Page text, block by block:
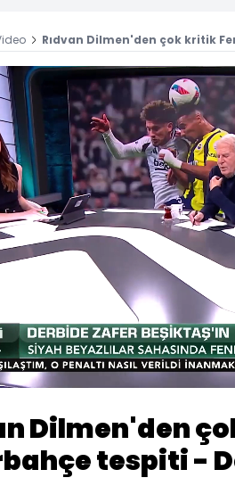
Rıdvan Dilmen'den çok kritik
:
Dilmen'den
tespiti -